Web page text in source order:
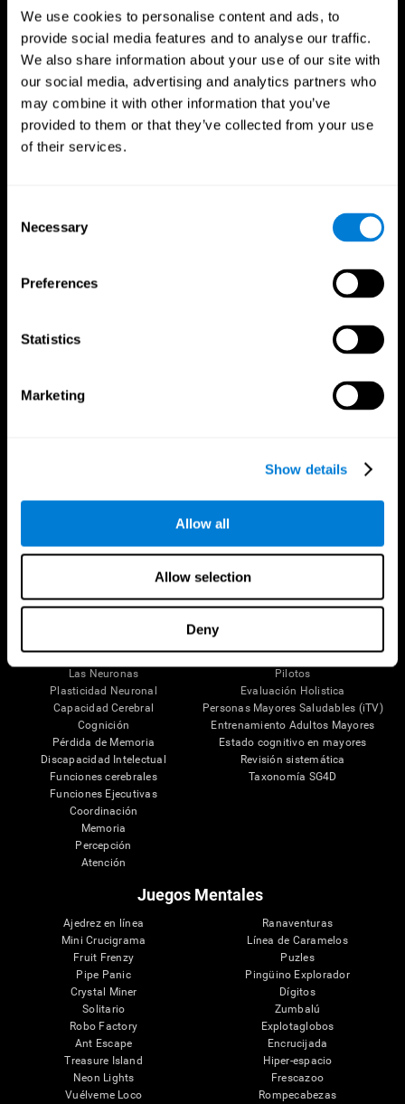
We use cookies to personalise content and ads, to
provide social media features and to analyse our traffic.
We also share information about your use of our site with
our social media, advertising and analytics partners who
may combine it with other information that you’ve
provided to them or that they’ve collected from your use
of their services.
Selection
Necessary
Preferences
Statistics
Marketing
Show details
Allow all
Allow selection
Deny
Síguenos en
Tu Cerebro
Partes del cerebro
Las Neuronas
Plasticidad Neuronal
Capacidad Cerebral
Cognición
Pérdida de Memoria
Discapacidad Intelectual
Funciones cerebrales
Funciones Ejecutivas
Coordinación
Memoria
Percepción
Atención
Investigación
Adultos Sanos
Pilotos
Evaluación Holistica
Personas Mayores Saludables (iTV)
Entrenamiento Adultos Mayores
Estado cognitivo en mayores
Revisión sistemática
Taxonomía SG4D
Juegos Mentales
Ajedrez en línea
Mini Crucigrama
Fruit Frenzy
Pipe Panic
Crystal Miner
Solitario
Robo Factory
Ant Escape
Treasure Island
Neon Lights
Vuélveme Loco
Ranaventuras
Línea de Caramelos
Puzles
Pingüino Explorador
Dígitos
Zumbalú
Explotaglobos
Encrucijada
Hiper-espacio
Frescazoo
Rompecabezas